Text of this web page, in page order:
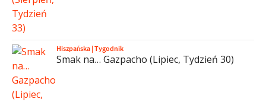
Hiszpańska|Tygodnik
Smak na… Gazpacho (Lipiec, Tydzień 30)